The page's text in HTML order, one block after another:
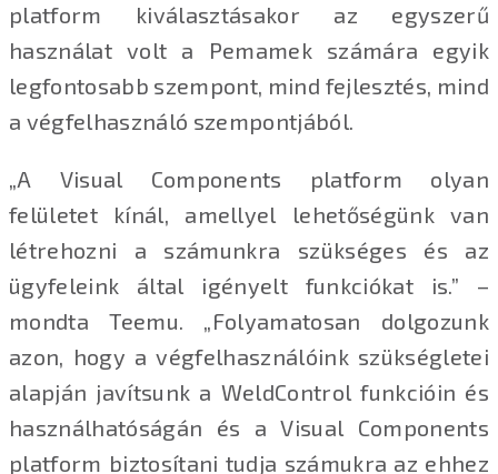
platform kiválasztásakor az egyszerű
használat volt a Pemamek számára egyik
legfontosabb szempont, mind fejlesztés, mind
a végfelhasználó szempontjából.
„A Visual Components platform olyan
felületet kínál, amellyel lehetőségünk van
létrehozni a számunkra szükséges és az
ügyfeleink által igényelt funkciókat is.” –
mondta Teemu. „Folyamatosan dolgozunk
azon, hogy a végfelhasználóink szükségletei
alapján javítsunk a WeldControl funkcióin és
használhatóságán és a Visual Components
platform biztosítani tudja számukra az ehhez